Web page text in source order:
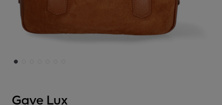
Gave Lux